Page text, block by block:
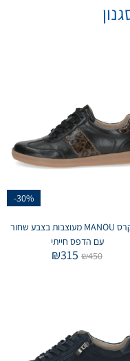
-30%
סניקרס MANOU מעוצבות בצבע שחור
עם הדפס חייתי
₪450
₪315